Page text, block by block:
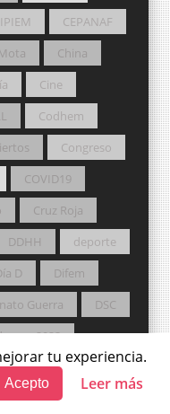
tu experiencia.
Acepto Leer más
CEPANAF
China
Cine
Codhem
Congreso
COVID19
Cruz Roja
DDHH
deporte
D
Difem
Guerra
DSC
2023
Elección 2021
Elecciones 2021